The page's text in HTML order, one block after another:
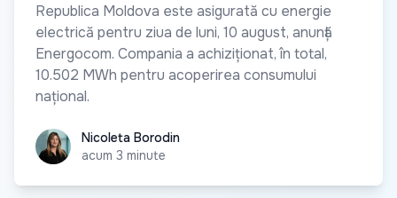
Republica Moldova este asigurată cu energie
electrică pentru ziua de luni, 10 august, anunță
Energocom. Compania a achiziționat, în total,
10.502 MWh pentru acoperirea consumului
național.
Nicoleta Borodin
Nicoleta Borodin
acum 3 minute